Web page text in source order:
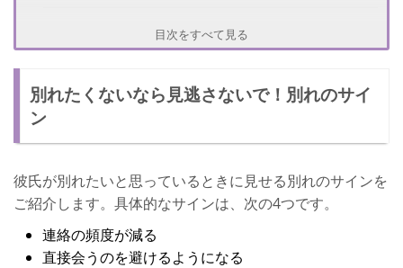
別れたくないなら要チェック！彼氏が別れたがる理由
価値観が違う
連絡の回数や会う頻度が少ない
女性としての魅力が感じられない
彼氏が「別れたくない」と思う女性の特徴
目次をすべて見る
別れたくないなら見逃さないで！別れのサイ
ン
彼氏が別れたいと思っているときに見せる別れのサインを
ご紹介します。具体的なサインは、次の4つです。
連絡の頻度が減る
直接会うのを避けるようになる